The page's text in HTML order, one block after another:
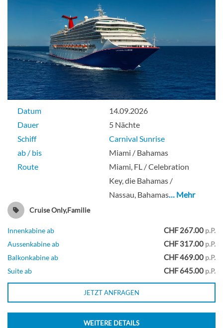
Hauptdeck
Innenkabine
Suite
Suite
Datum
14.09.2026
Dauer
5 Nächte
Schiff
Carnival Sunrise
ab / bis
Miami / Bahamas
Route
Miami, FL / Celebration
Key, die Bahamas /
Nassau, Bahamas… Mehr
Cruise Only,Familie
Innenkabine ab CHF 267.00 p.P.
Aussenkabine ab
CHF 317.00 p.P.
Balkonkabine ab
CHF 469.00 p.P.
Suite ab
CHF 645.00 p.P.
JETZT ANFRAGEN
WEITERE DETAILS